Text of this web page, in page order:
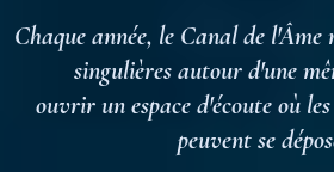
Chaque année, le Canal de
singulières autour d'une
ouvrir un espace d'écoute où
peuvent se